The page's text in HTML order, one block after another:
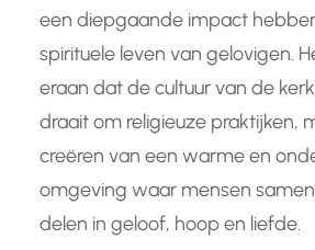
een diepgaande impact
spirituele leven van gelovigen.
eraan dat de cultuur van de
draait om religieuze praktijken,
creëren van een warme en
omgeving waar mensen
delen in geloof, hoop en liefde.